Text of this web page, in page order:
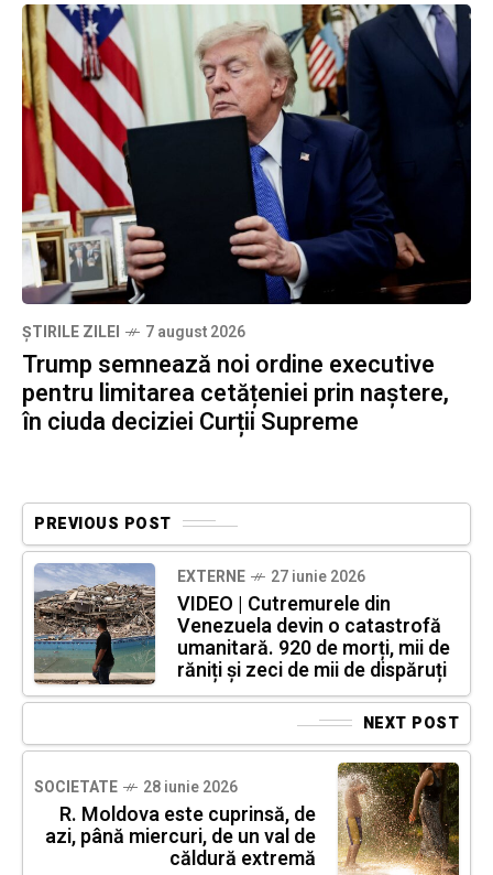
ȘTIRILE ZILEI 7 august 2026
Trump semnează noi ordine executive
pentru limitarea cetățeniei prin naștere,
în ciuda deciziei Curții Supreme
PREVIOUS POST
EXTERNE 27 iunie 2026
VIDEO | Cutremurele din
Venezuela devin o catastrofă
umanitară. 920 de morți, mii de
răniți și zeci de mii de dispăruți
NEXT POST
SOCIETATE 28 iunie 2026
R. Moldova este cuprinsă, de
azi, până miercuri, de un val de
căldură extremă